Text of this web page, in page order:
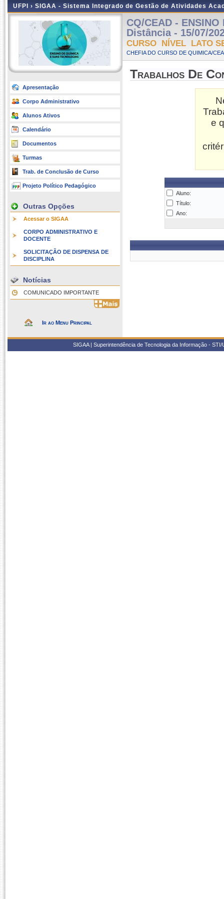
UFPI › SIGAA - Sistema Integrado de Gestão de Atividades
Apresentação
Corpo Administrativo
Alunos Ativos
Calendário
Documentos
Turmas
Trab. de Conclusão de Curso
Projeto Político Pedagógico
Outras Opções
Acessar o SIGAA
CORPO ADMINISTRATIVO E
DOCENTE
SOLICITAÇÃO DE DISPENSA DE
DISCIPLINA
Notícias
COMUNICADO IMPORTANTE
Ir ao Menu Principal
CQ/CEAD -
Distância - 15/07/
CURSO NÍVEL LATO
CHEFIA DO CURSO DE QUIMICA/
Trabalhos De
e
Aluno:
Título:
Ano:
SIGAA | Superintendência de Tecnologia da Informação -